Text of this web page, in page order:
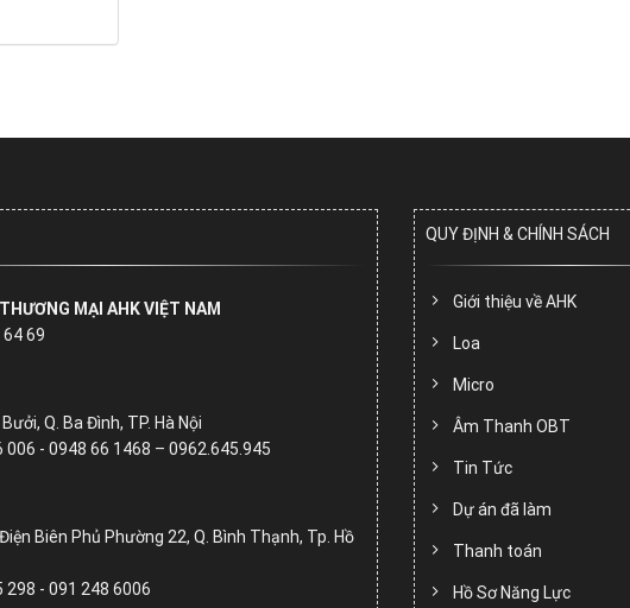
MẠI AHK VIỆT NAM
69
Q. Ba Đình, TP. Hà Nội
006 - 0948 66 1468 – 0962.645.945
Biên Phủ Phường 22, Q. Bình Thạnh, Tp. Hồ
298 - 091 248 6006
QUY ĐỊNH & CHÍNH SÁCH
Giới thiệu về AHK
Loa
Micro
Âm Thanh OBT
Tin Tức
Dự án đã làm
Thanh toán
Hồ Sơ Năng Lực